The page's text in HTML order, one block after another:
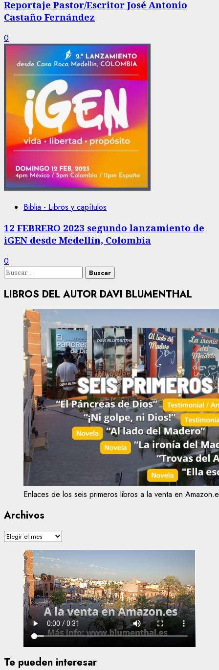
Reportaje Pastor/Escritor José Antonio
Castaño Fernández
0
Biblia - Libros y capítulos
12 FEBRERO 2023 segundo lanzamiento de
iGEN desde Medellín, Colombia
0
Buscar:
LIBROS DEL AUTOR DAVI BLUMENTHAL
Enlaces de los seis primeros libros a la venta en
Archivos
Archivos
Te pueden interesar